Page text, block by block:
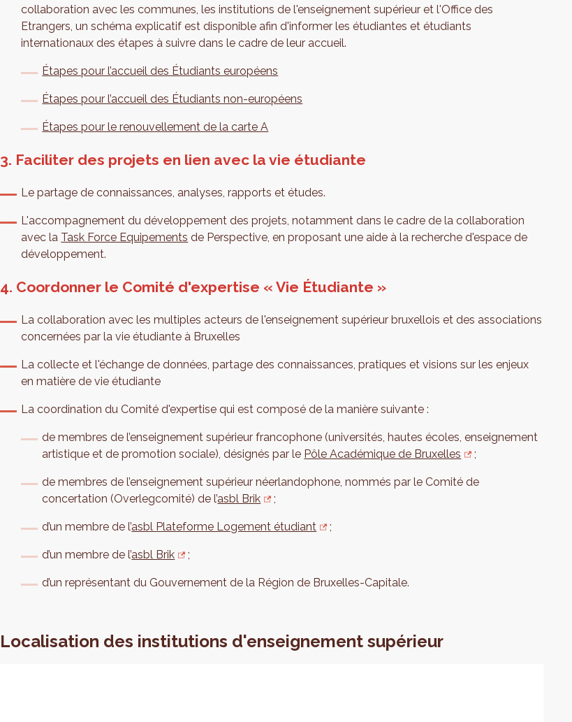
collaboration avec les communes, les institutions de l'enseignement supérieur et l'Office des
Etrangers, un schéma explicatif est disponible afin d'informer les étudiantes et étudiants
internationaux des étapes à suivre dans le cadre de leur accueil.
Étapes pour l’accueil des Étudiants européens
Étapes pour l’accueil des Étudiants non-européens
Étapes pour le renouvellement de la carte A
3. Faciliter des projets en lien avec la vie étudiante
Le partage de connaissances, analyses, rapports et études.
L'accompagnement du développement des projets, notamment dans le cadre de la collaboration
avec la Task Force Equipements de Perspective, en proposant une aide à la recherche d'espace de
développement.
4. Coordonner le Comité d'expertise « Vie Étudiante »
La collaboration avec les multiples acteurs de l'enseignement supérieur bruxellois et des associations
concernées par la vie étudiante à Bruxelles
La collecte et l'échange de données, partage des connaissances, pratiques et visions sur les enjeux
en matière de vie étudiante
La coordination du Comité d'expertise qui est composé de la manière suivante :
de membres de l’enseignement supérieur francophone (universités, hautes écoles, enseignement
artistique et de promotion sociale), désignés par le Pôle Académique de Bruxelles ;
de membres de l’enseignement supérieur néerlandophone, nommés par le Comité de
concertation (Overlegcomité) de l’asbl Brik ;
d’un membre de l’asbl Plateforme Logement étudiant ;
d’un membre de l’asbl Brik ;
d’un représentant du Gouvernement de la Région de Bruxelles-Capitale.
Localisation des institutions d'enseignement supérieur